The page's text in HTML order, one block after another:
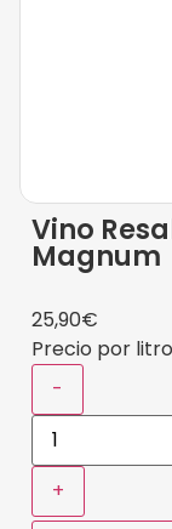
Vino
Magnum
25,90€
Precio por
-
+